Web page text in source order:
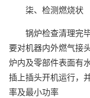
柒、检测燃烧状
锅炉检查清理完毕
要对机器内外燃气接
炉内及零部件表面有
插上插头开机运行，
率及最小功率